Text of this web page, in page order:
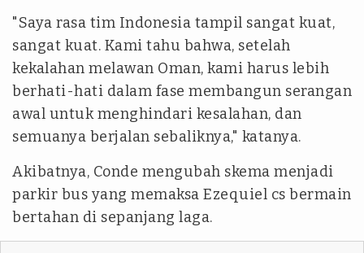
"Saya rasa tim Indonesia tampil sangat kuat,
sangat kuat. Kami tahu bahwa, setelah
kekalahan melawan Oman, kami harus lebih
berhati-hati dalam fase membangun serangan
awal untuk menghindari kesalahan, dan
semuanya berjalan sebaliknya," katanya.
Akibatnya, Conde mengubah skema menjadi
parkir bus yang memaksa Ezequiel cs bermain
bertahan di sepanjang laga.